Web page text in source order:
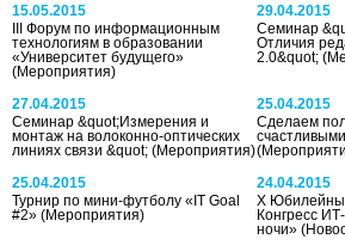
15.05.2015
III Форум по информационным
технологиям в образовании
«Университет будущего»
(Мероприятия)
29.04.2015
Семинар
Отличия
2.0&quot;
27.04.2015
Семинар &quot;Измерения и
монтаж на волоконно-оптических
линиях связи &quot; (Мероприятия)
25.04.2015
Сделаем
25.04.2015
Турнир по мини-футболу «IT Goal
#2» (Мероприятия)
24.04.2015
X
Конгресс
ночи»